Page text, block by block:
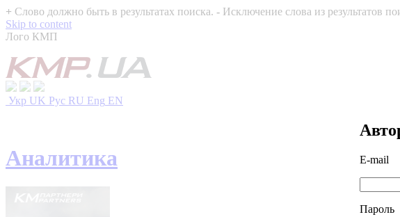
+ Слово должно быть в результатах поиска. - Исключение слова из результатов
Skip to content
Лого КМП
Укр UK Рус RU Eng EN
E-mail
Пароль
Аналитика